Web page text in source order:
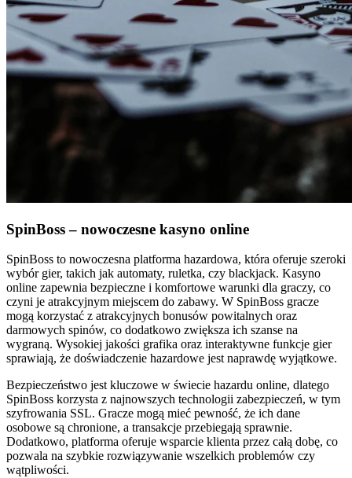
SpinBoss – nowoczesne kasyno online
SpinBoss to nowoczesna platforma hazardowa, która oferuje szeroki
wybór gier, takich jak automaty, ruletka, czy blackjack. Kasyno
online zapewnia bezpieczne i komfortowe warunki dla graczy, co
czyni je atrakcyjnym miejscem do zabawy. W SpinBoss gracze
mogą korzystać z atrakcyjnych bonusów powitalnych oraz
darmowych spinów, co dodatkowo zwiększa ich szanse na
wygraną. Wysokiej jakości grafika oraz interaktywne funkcje gier
sprawiają, że doświadczenie hazardowe jest naprawdę wyjątkowe.
Bezpieczeństwo jest kluczowe w świecie hazardu online, dlatego
SpinBoss korzysta z najnowszych technologii zabezpieczeń, w tym
szyfrowania SSL. Gracze mogą mieć pewność, że ich dane
osobowe są chronione, a transakcje przebiegają sprawnie.
Dodatkowo, platforma oferuje wsparcie klienta przez całą dobę, co
pozwala na szybkie rozwiązywanie wszelkich problemów czy
wątpliwości.